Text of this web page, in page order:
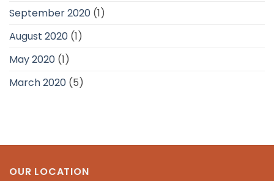
September 2020 (1)
August 2020 (1)
May 2020 (1)
March 2020 (5)
OUR LOCATION